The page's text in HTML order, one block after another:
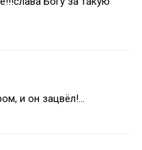
и он зацвёл!...